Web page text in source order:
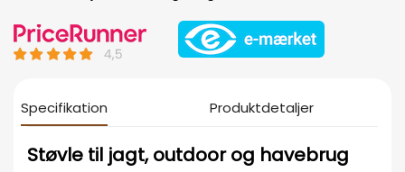
Specifikation Produktdetaljer
Støvle til jagt, outdoor og havebrug